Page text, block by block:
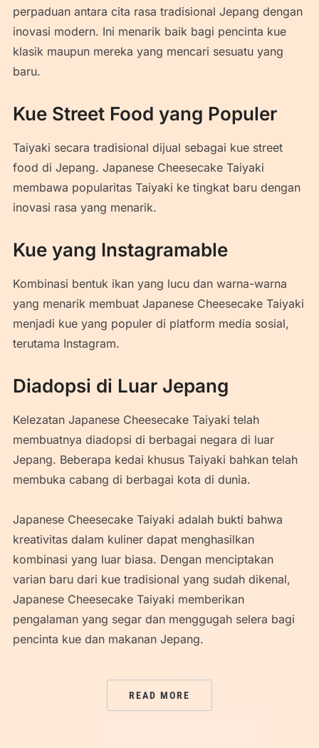
perpaduan antara cita rasa tradisional Jepang dengan
inovasi modern. Ini menarik baik bagi pencinta kue
klasik maupun mereka yang mencari sesuatu yang
baru.
Kue Street Food yang Populer
Taiyaki secara tradisional dijual sebagai kue street
food di Jepang. Japanese Cheesecake Taiyaki
membawa popularitas Taiyaki ke tingkat baru dengan
inovasi rasa yang menarik.
Kue yang Instagramable
Kombinasi bentuk ikan yang lucu dan warna-warna
yang menarik membuat Japanese Cheesecake Taiyaki
menjadi kue yang populer di platform media sosial,
terutama Instagram.
Diadopsi di Luar Jepang
Kelezatan Japanese Cheesecake Taiyaki telah
membuatnya diadopsi di berbagai negara di luar
Jepang. Beberapa kedai khusus Taiyaki bahkan telah
membuka cabang di berbagai kota di dunia.
Japanese Cheesecake Taiyaki adalah bukti bahwa
kreativitas dalam kuliner dapat menghasilkan
kombinasi yang luar biasa. Dengan menciptakan
varian baru dari kue tradisional yang sudah dikenal,
Japanese Cheesecake Taiyaki memberikan
pengalaman yang segar dan menggugah selera bagi
pencinta kue dan makanan Jepang.
READ MORE